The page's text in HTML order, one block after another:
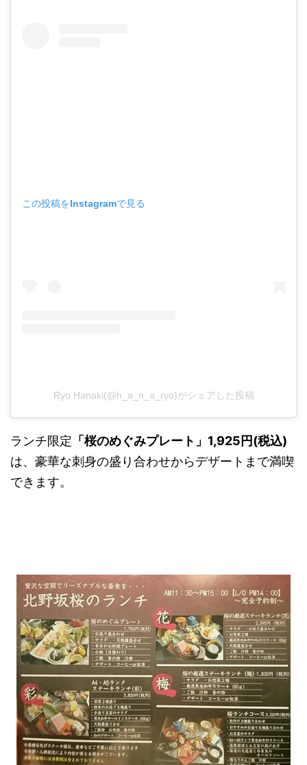
この投稿をInstagramで見る
Ryo Hanaki(@h_a_n_a_ryo)がシェアした投稿
ランチ限定 「桜のめぐみプレート」1,925円(税込)
は、豪華な刺身の盛り合わせからデザートまで満喫
できます。